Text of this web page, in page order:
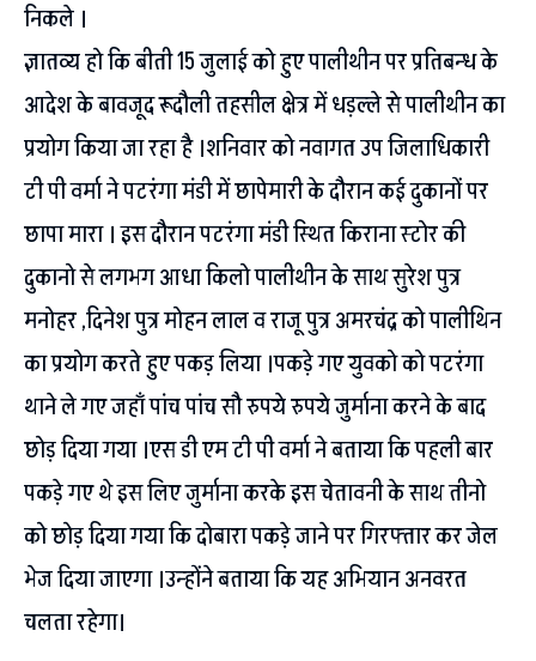
निकले ।
ज्ञातव्य हो कि बीती 15 जुलाई को हुए पालीथीन पर प्रतिबन्ध के
आदेश के बावजूद रूदौली तहसील क्षेत्र में धड़ल्ले से पालीथीन का
प्रयोग किया जा रहा है ।शनिवार को नवागत उप जिलाधिकारी
टी पी वर्मा ने पटरंगा मंडी में छापेमारी के दौरान कई दुकानों पर
छापा मारा । इस दौरान पटरंगा मंडी स्थित किराना स्टोर की
दुकानो से लगभग आधा किलो पालीथीन के साथ सुरेश पुत्र
मनोहर ,दिनेश पुत्र मोहन लाल व राजू पुत्र अमरचंद्र को पालीथिन
का प्रयोग करते हुए पकड़ लिया ।पकड़े गए युवको को पटरंगा
थाने ले गए जहाँ पांच पांच सौ रुपये रुपये जुर्माना करने के बाद
छोड़ दिया गया ।एस डी एम टी पी वर्मा ने बताया कि पहली बार
पकड़े गए थे इस लिए जुर्माना करके इस चेतावनी के साथ तीनो
को छोड़ दिया गया कि दोबारा पकड़े जाने पर गिरफ्तार कर जेल
भेज दिया जाएगा ।उन्होंने बताया कि यह अभियान अनवरत
चलता रहेगा।